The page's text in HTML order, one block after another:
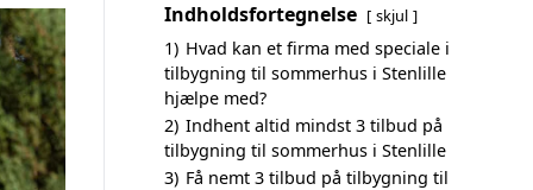
Indholdsfortegnelse skjul
1) Hvad kan et firma med speciale i
tilbygning til sommerhus i Stenlille
hjælpe med?
2) Indhent altid mindst 3 tilbud på
tilbygning til sommerhus i Stenlille
3) Få nemt 3 tilbud på tilbygning til